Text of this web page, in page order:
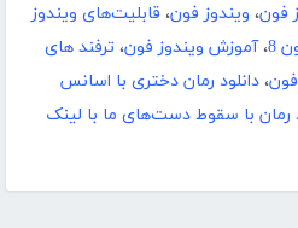
فون، ویندوز فون، قابلیت‌های ویندوز
8 ،آموزش ویندوز فون، ترفند های
فون، دانلود رمان دختری با اسانس
رمان با سقوط دست‌های ما با لینک